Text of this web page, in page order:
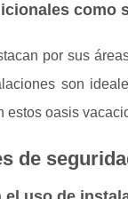
como
por sus
son
estos oasis
de